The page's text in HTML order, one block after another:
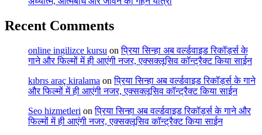
Recent Comments
online ingilizce kursu onप्रिया सिन्हा अब वर्ल्डवाइड रिकॉर्ड्स के
गाने और फिल्मों में ही आएंगी नजर, एक्सक्लूसिव कॉन्ट्रैक्ट किया साईन
kıbrıs araç kiralama onप्रिया सिन्हा अब वर्ल्डवाइड रिकॉर्ड्स के गाने
और फिल्मों में ही आएंगी नजर, एक्सक्लूसिव कॉन्ट्रैक्ट किया साईन
Seo hizmetleri onप्रिया सिन्हा अब वर्ल्डवाइड रिकॉर्ड्स के गाने और
फिल्मों में ही आएंगी नजर, एक्सक्लूसिव कॉन्ट्रैक्ट किया साईन